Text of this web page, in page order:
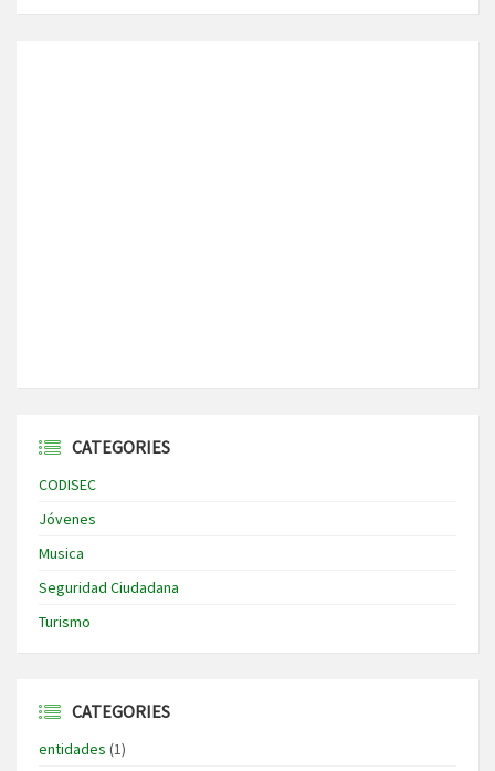
CATEGORIES
CODISEC
Jóvenes
Musica
Seguridad Ciudadana
Turismo
CATEGORIES
entidades (1)